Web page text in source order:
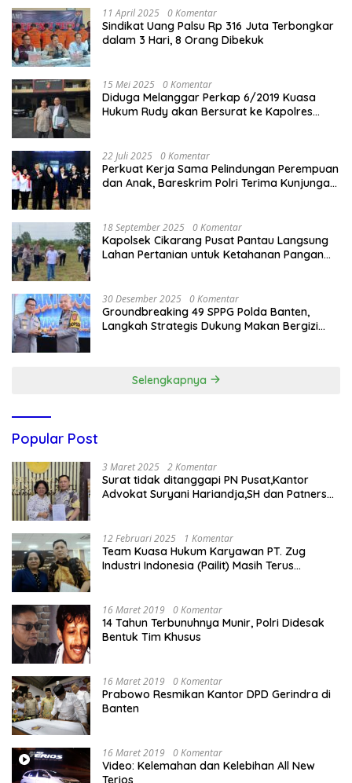
11 April 2025 0 Komentar
Sindikat Uang Palsu Rp 316 Juta Terbongkar
dalam 3 Hari, 8 Orang Dibekuk
15 Mei 2025 0 Komentar
Diduga Melanggar Perkap 6/2019 Kuasa
Hukum Rudy akan Bersurat ke Kapolres
22 Juli 2025 0 Komentar
Perkuat Kerja Sama Pelindungan Perempuan
dan Anak, Bareskrim Polri Terima Kunjungan
18 September 2025 0 Komentar
Kapolsek Cikarang Pusat Pantau Langsung
Lahan Pertanian untuk Ketahanan Pangan
30 Desember 2025 0 Komentar
Groundbreaking 49 SPPG Polda Banten,
Langkah Strategis Dukung Makan Bergizi
Selengkapnya
Popular Post
3 Maret 2025 2 Komentar
Surat tidak ditanggapi PN Pusat,Kantor
Advokat Suryani Hariandja,SH dan Patners
12 Februari 2025 1 Komentar
Team Kuasa Hukum Karyawan PT. Zug
Industri Indonesia (Pailit) Masih Terus
16 Maret 2019 0 Komentar
14 Tahun Terbunuhnya Munir, Polri Didesak
Bentuk Tim Khusus
16 Maret 2019 0 Komentar
Prabowo Resmikan Kantor DPD Gerindra di
Banten
16 Maret 2019 0 Komentar
Video: Kelemahan dan Kelebihan All New
Terios